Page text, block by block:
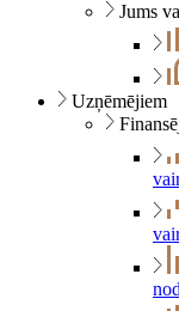
Jums
Uzņēmējiem